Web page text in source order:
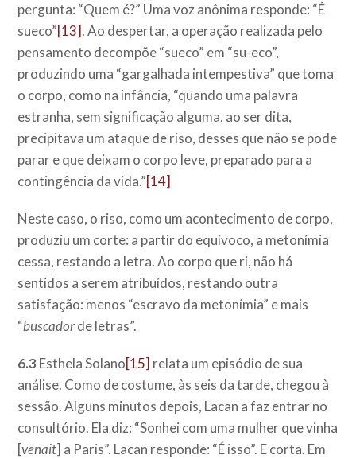
pergunta: “Quem é?” Uma voz anônima responde: “É
sueco”[13]. Ao despertar, a operação realizada pelo
pensamento decompõe “sueco” em “su-eco”,
produzindo uma “gargalhada intempestiva” que toma
o corpo, como na infância, “quando uma palavra
estranha, sem significação alguma, ao ser dita,
precipitava um ataque de riso, desses que não se pode
parar e que deixam o corpo leve, preparado para a
contingência da vida.”[14]
Neste caso, o riso, como um acontecimento de corpo,
produziu um corte: a partir do equívoco, a metonímia
cessa, restando a letra. Ao corpo que ri, não há
sentidos a serem atribuídos, restando outra
satisfação: menos “escravo da metonímia” e mais
“buscadorde letras”.
6.3 Esthela Solano[15] relata um episódio de sua
análise. Como de costume, às seis da tarde, chegou à
sessão. Alguns minutos depois, Lacan a faz entrar no
consultório. Ela diz: “Sonhei com uma mulher que vinha
[venait] a Paris”. Lacan responde: “É isso”. E corta. Em